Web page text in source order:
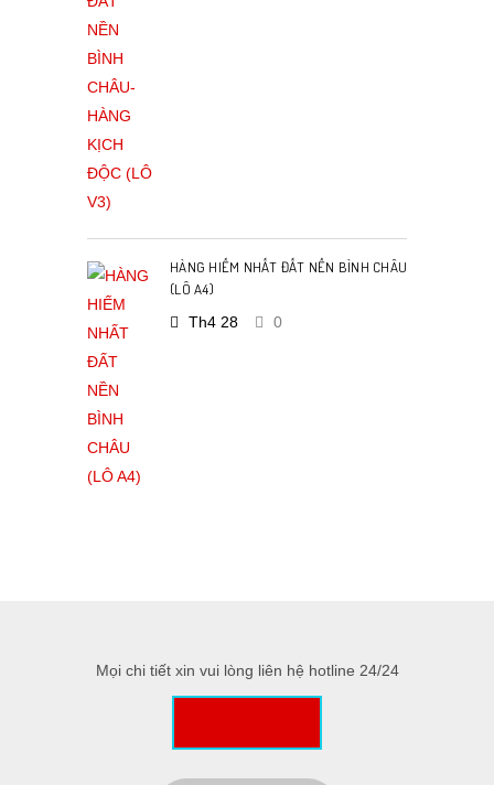
HÀNG HIẾM NHẤT ĐẤT NỀN BÌNH CHÂU
(LÔ A4)
Th4 28
0
Mọi chi tiết xin vui lòng liên hệ hotline 24/24